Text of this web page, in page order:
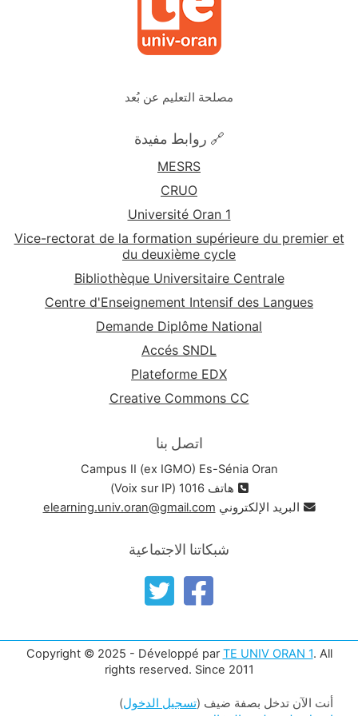
مصلحة التعليم عن بُعد
🔗 روابط مفيدة
MESRS
CRUO
Université Oran 1
Vice-rectorat de la formation supérieure du premier et
du deuxième cycle
Bibliothèque Universitaire Centrale
Centre d'Enseignement Intensif des Langues
Demande Diplôme National
Accés SNDL
Plateforme EDX
Creative Commons CC
اتصل بنا
Campus II (ex IGMO) Es-Sénia Oran
هاتف 1016 (Voix sur IP)
البريد الإلكتروني elearning.univ.oran@gmail.com
شبكاتنا الاجتماعية
Copyright © 2025 - Développé par TE UNIV ORAN 1. All
rights reserved. Since 2011
أنت الآن تدخل بصفة ضيف (تسجيل الدخول)